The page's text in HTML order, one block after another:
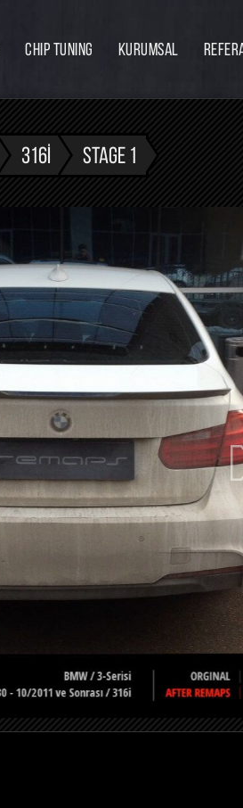
CHIP TUNING KURUMSAL
Ekibimiz
Eğitim
316I STAGE 1